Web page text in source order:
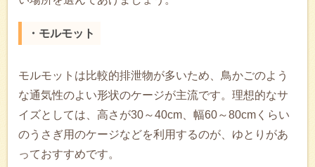
・モルモット
モルモットは比較的排泄物が多いため、鳥かごのよう
な通気性のよい形状のケージが主流です。理想的なサ
イズとしては、高さが30～40cm、幅60～80cmくらい
のうさぎ用のケージなどを利用するのが、ゆとりがあ
っておすすめです。